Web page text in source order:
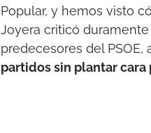
Popular, y hemos visto
Joyera criticó
predecesores del PSOE,
partidos sin plantar cara